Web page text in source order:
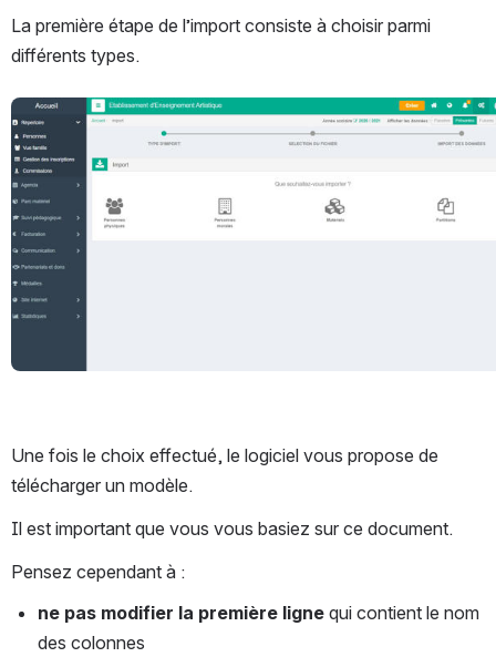
La première étape de l’import consiste à choisir parmi
différents types.
Ouvrir
Une fois le choix effectué, le logiciel vous propose de
télécharger un modèle.
Il est important que vous vous basiez sur ce document.
Pensez cependant à :
ne pas modifier la première ligne qui contient le nom
des colonnes